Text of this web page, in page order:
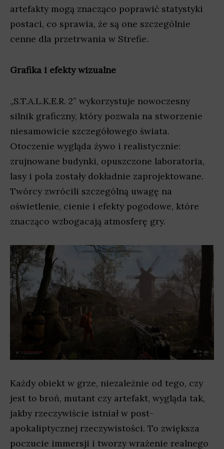
artefakty mogą znacząco poprawić statystyki
postaci, co sprawia, że są one szczególnie
cenne dla przetrwania w Strefie.
Grafika i efekty wizualne
„S.T.A.L.K.E.R. 2” wykorzystuje nowoczesny
silnik graficzny, który pozwala na stworzenie
niesamowicie szczegółowego świata.
Otoczenie wygląda żywo i realistycznie:
zrujnowane budynki, opuszczone laboratoria,
lasy i pola zostały dokładnie zaprojektowane.
Twórcy zwrócili szczególną uwagę na
oświetlenie, cienie i efekty pogodowe, które
znacząco wzbogacają atmosferę gry.
Każdy obiekt w grze, niezależnie od tego, czy
jest to broń, mutant czy artefakt, wygląda tak,
jakby rzeczywiście istniał w post-
apokaliptycznej rzeczywistości. To zwiększa
poczucie immersji i tworzy wrażenie realnego